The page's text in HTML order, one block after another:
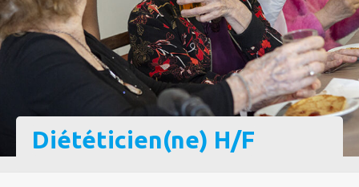
Diététicien(ne) H/F